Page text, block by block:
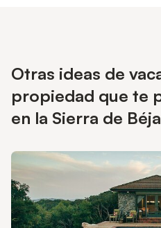
Otras ideas de
propiedad que te
en la Sierra de